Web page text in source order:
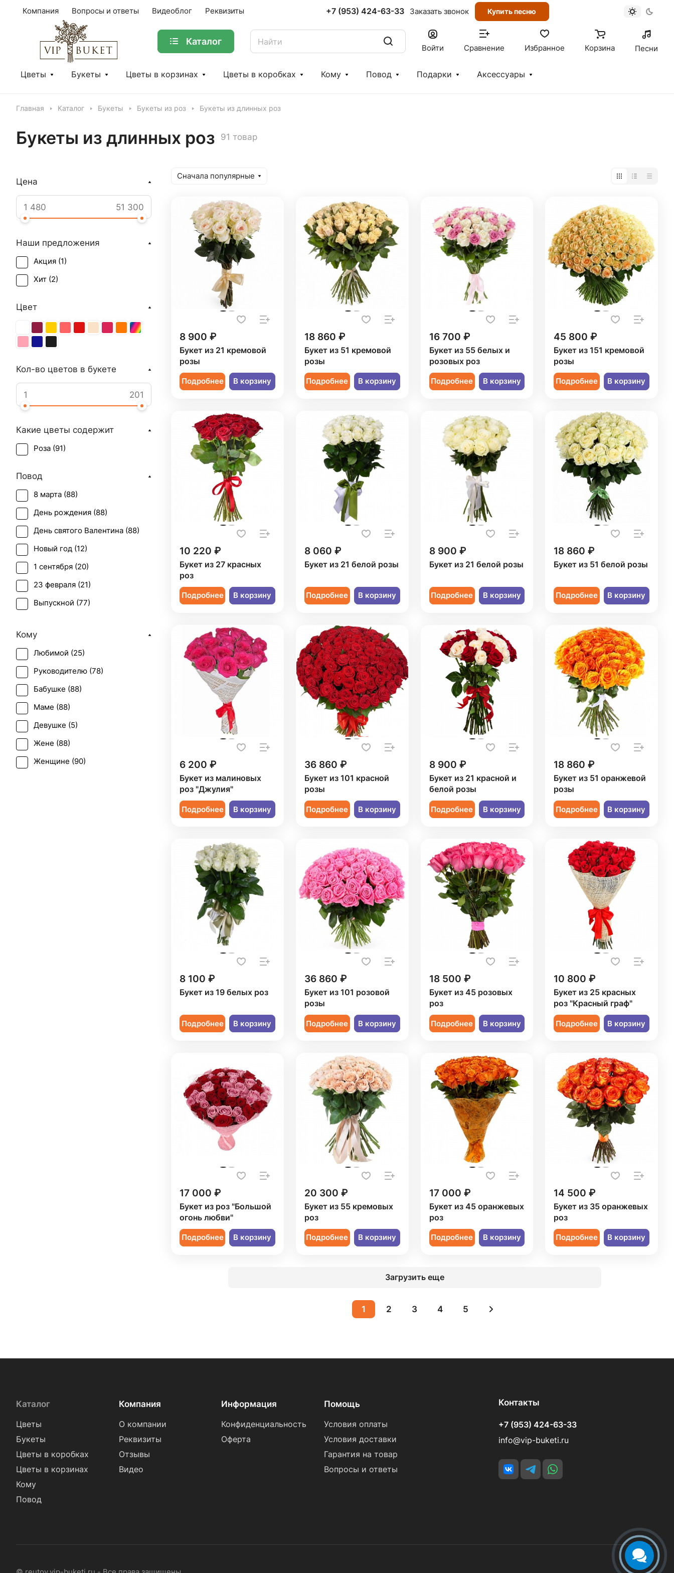
Компания Вопросы и ответы Видеоблог Реквизиты +7 (953) 424-63-33 Заказать звонок Купить песню
Каталог
Войти Сравнение Избранное Корзина Песни
Цветы Букеты Цветы в корзинах Цветы в коробках Кому Повод Подарки Аксессуары
Главная Каталог Букеты Букеты из роз Букеты из длинных роз
Букеты из длинных роз 91 товар
Сначала популярные
8 900 ₽
Букет из 21 кремовой
розы
Подробнее В корзину
18 860 ₽
Букет из 51 кремовой
розы
Подробнее В корзину
16 700 ₽
Букет из 55 белых и
розовых роз
Подробнее В корзину
45 800 ₽
Букет из 151 кремовой
розы
Подробнее В корзину
10 220 ₽
Букет из 27 красных
роз
Подробнее В корзину
8 060 ₽
Букет из 21 белой розы
Подробнее В корзину
8 900 ₽
Букет из 21 белой розы
Подробнее В корзину
18 860 ₽
Букет из 51 белой розы
Подробнее В корзину
6 200 ₽
Букет из малиновых
роз "Джулия"
Подробнее В корзину
36 860 ₽
Букет из 101 красной
розы
Подробнее В корзину
8 900 ₽
Букет из 21 красной и
белой розы
Подробнее В корзину
18 860 ₽
Букет из 51 оранжевой
розы
Подробнее В корзину
8 100 ₽
Букет из 19 белых роз
Подробнее В корзину
36 860 ₽
Букет из 101 розовой
розы
Подробнее В корзину
18 500 ₽
Букет из 45 розовых
роз
Подробнее В корзину
10 800 ₽
Букет из 25 красных
роз "Красный граф"
Подробнее В корзину
17 000 ₽
Букет из роз "Большой
огонь любви"
Подробнее В корзину
20 300 ₽
Букет из 55 кремовых
роз
Подробнее В корзину
17 000 ₽
Букет из 45 оранжевых
роз
Подробнее В корзину
14 500 ₽
Букет из 35 оранжевых
роз
Подробнее В корзину
Загрузить еще
1 2 3 4 5
Цена
Наши предложения
Акция (1)
Хит (2)
Цвет
Кол-во цветов в букете
Какие цветы содержит
Роза (91)
Повод
8 марта (88)
День рождения (88)
День святого Валентина (88)
Новый год (12)
1 сентября (20)
23 февраля (21)
Выпускной (77)
День учителя (
Пасха (9)
Первое свидание (80
Последний звонок (
Рождение ребенка (
Рождество (
Свадьба (1
Татьянин день (
Кому
Любимой (25)
Руководителю (78)
Бабушке (88)
Маме (88)
Девушке (5)
Жене (88)
Женщине (90)
Каталог
Цветы
Букеты
Цветы в коробках
Цветы в корзинах
Кому
Повод
Компания
О компании
Реквизиты
Отзывы
Видео
Информация
Конфиденциальность
Оферта
Помощь
Условия оплаты
Условия доставки
Гарантия на товар
Вопросы и ответы
Контакты
+7 (953) 424-63-33
info@vip-buketi.ru